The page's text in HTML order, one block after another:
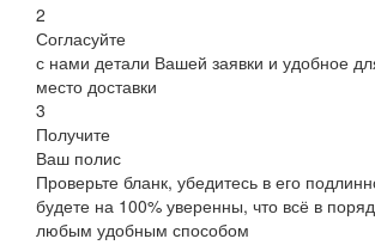
2
Согласуйте
с нами детали Вашей заявки и удобное
место доставки
3
Получите
Ваш полис
Проверьте бланк, убедитесь в его
будете на 100% уверенны, что всё в
любым удобным способом